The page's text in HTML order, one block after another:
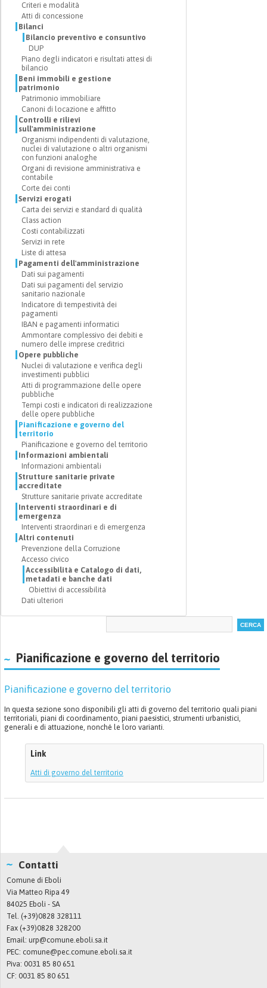
Criteri e modalità
Atti di concessione
Bilanci
Bilancio preventivo e consuntivo
DUP
Piano degli indicatori e risultati attesi di
bilancio
Beni immobili e gestione
patrimonio
Patrimonio immobiliare
Canoni di locazione e affitto
Controlli e rilievi
sull'amministrazione
Organismi indipendenti di valutazione,
nuclei di valutazione o altri organismi
con funzioni analoghe
Organi di revisione amministrativa e
contabile
Corte dei conti
Servizi erogati
Carta dei servizi e standard di qualità
Class action
Costi contabilizzati
Servizi in rete
Liste di attesa
Pagamenti dell'amministrazione
Dati sui pagamenti
Dati sui pagamenti del servizio
sanitario nazionale
Indicatore di tempestività dei
pagamenti
IBAN e pagamenti informatici
Ammontare complessivo dei debiti e
numero delle imprese creditrici
Opere pubbliche
Nuclei di valutazione e verifica degli
investimenti pubblici
Atti di programmazione delle opere
pubbliche
Tempi costi e indicatori di realizzazione
delle opere pubbliche
Pianificazione e governo del
territorio
Pianificazione e governo del territorio
Informazioni ambientali
Informazioni ambientali
Strutture sanitarie private
accreditate
Strutture sanitarie private accreditate
Interventi straordinari e di
emergenza
Interventi straordinari e di emergenza
Altri contenuti
Prevenzione della Corruzione
Accesso civico
Accessibilità e Catalogo di dati,
metadati e banche dati
Obiettivi di accessibilità
Dati ulteriori
Pianificazione e governo del territorio
Pianificazione e governo del territorio
In questa sezione sono disponibili gli atti di governo del territorio quali piani
territoriali, piani di coordinamento, piani paesistici, strumenti urbanistici,
generali e di attuazione, nonché le loro varianti.
Link
Atti di governo del territorio
Contatti
Comune di Eboli
Via Matteo Ripa 49
84025 Eboli - SA
Tel. (+39)0828 328111
Fax (+39)0828 328200
Email: urp@comune.eboli.sa.it
PEC: comune@pec.comune.eboli.sa.it
Piva: 0031 85 80 651
CF: 0031 85 80 651